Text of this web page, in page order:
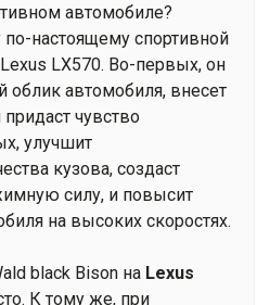
автомобиле?
настоящему спортивной
LX570. Во-первых, он
облик автомобиля, внесет
придаст чувство
улучшит
кузова, создаст
силу, и повысит
на высоких скоростях.
black Bison на Lexus
К тому же, при